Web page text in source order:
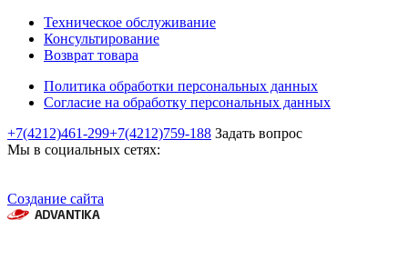
Техническое обслуживание
Консультирование
Возврат товара
Политика обработки персональных данных
Согласие на обработку персональных данных
+7(4212)461-299+7(4212)759-188 Задать вопрос
Мы в социальных сетях:
Создание сайта